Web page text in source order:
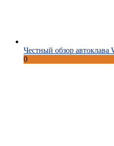
Честный обзор автоклава
0